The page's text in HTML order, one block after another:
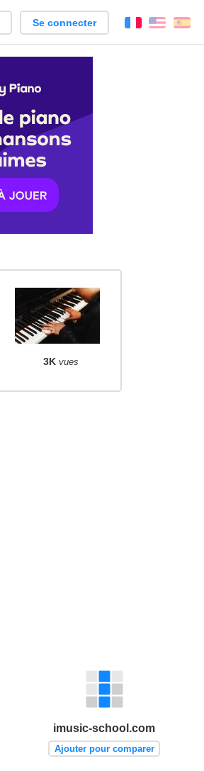
Se connecter FrançaisEnglish
3K vues
imusic-school.com
Ajouter pour comparer